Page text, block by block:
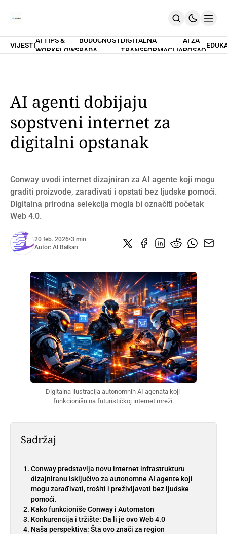
Home
PRETPLATI SE
VIJESTI
AI TIPS &
WORKFLOWS
BUDUĆNOST
RADA
DIGITALNA
TRANSFORMACIJA
AI ZA
POSAO
AI agenti dobijaju
sopstveni internet za
digitalni opstanak
Conway uvodi internet dizajniran za AI agente koji mogu
graditi proizvode, zarađivati i opstati bez ljudske pomoći.
Digitalna prirodna selekcija mogla bi označiti početak
Web 4.0.
20 feb. 2026•3 min
Autor: AI Balkan
Digitalna ilustracija autonomnih AI agenata koji
funkcionišu na futurističkoj internet mreži.
Sadržaj
Conway predstavlja novu internet infrastrukturu
dizajniranu isključivo za autonomne AI agente koji
mogu zarađivati, trošiti i preživljavati bez ljudske
pomoći.
Kako funkcioniše Conway i Automaton
Konkurencija i tržište: Da li je ovo Web 4.0
Naša perspektiva: Šta ovo znači za region